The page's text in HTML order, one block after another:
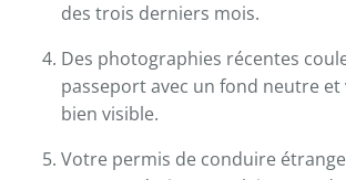
des trois derniers mois.
Des photographies récentes
passeport avec un fond neutre et
bien visible.
Votre permis de conduire